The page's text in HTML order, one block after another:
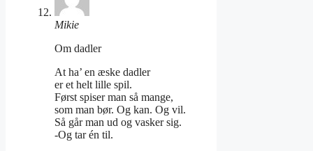
Mikie
Om dadler
At ha’ en æske dadler
er et helt lille spil.
Først spiser man så mange,
som man bør. Og kan. Og vil.
Så går man ud og vasker sig.
-Og tar én til.